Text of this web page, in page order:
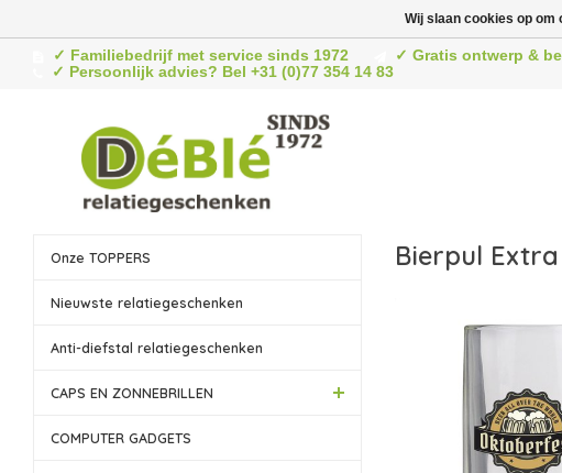
✓ Familiebedrijf met service sinds 1972 ✓ Gratis ontwerp &
✓ Persoonlijk advies? Bel +31 (0)77 354 14 83
Onze TOPPERS
Nieuwste relatiegeschenken
Anti-diefstal relatiegeschenken
CAPS EN ZONNEBRILLEN
COMPUTER GADGETS
Bierpul
Wij slaan cookies op om